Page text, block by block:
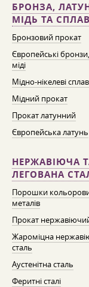
БРОНЗА,
МІДЬ ТА
Бронзовий прокат
Європейські
міді
Мідно-нікелеві
Мідний прокат
Прокат латунний
Європейська латунь
НЕРЖАВІЮЧА
ЛЕГОВАНА
Порошки
металів
Прокат
Жароміцна
сталь
Аустенітна сталь
Феритні сталі